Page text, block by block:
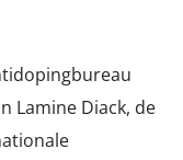
Lamine Diack, de